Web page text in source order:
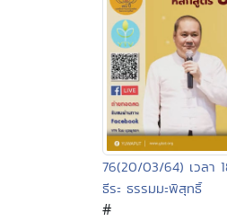
76(20/03/64) เวลา
ธีระ ธรรมมะพิสุทธิ์
#